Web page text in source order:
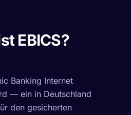
EBICS?
Banking Internet
— ein in Deutschland
den gesicherten